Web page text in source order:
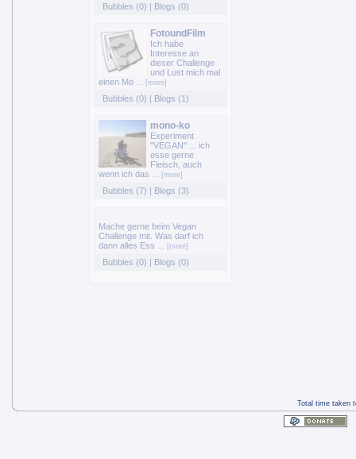
Bubbles (0) | Blogs (0)
FotoundFilm
Ich habe
Interesse an
dieser Challenge
und Lust mich mal
einen Mo ... [more]
Bubbles (0) | Blogs (1)
mono-ko
Experiment
"VEGAN" ... ich
esse gerne
Fleisch, auch
wenn ich das
... [more]
Bubbles (7) | Blogs (3)
Mache gerne beim Vegan
Challenge mit. Was darf ich
dann alles Ess
... [more]
Bubbles (0) | Blogs (0)
Total time taken